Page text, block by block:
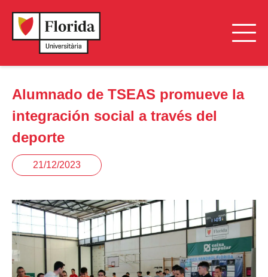
Alumnado de TSEAS promueve la
integración social a través del
deporte
21/12/2023